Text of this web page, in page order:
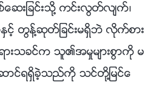
ဆးျခင္းသို႔ ကင္းလြတ္လ်က္၊
င့္ တြန္႔ဆုတ္ျခင္းမရွိဘဲ လိုက္စား
းသခင္က သူ၏အမႈမ်ားစြာကို မ
ာင္ရရွိခဲ့သည္ကို သင္တို႔ျမင္ေ